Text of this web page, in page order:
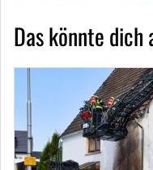
Das könnte